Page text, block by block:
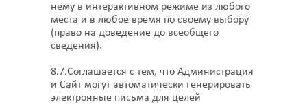
нему в интерактивном режиме из любого
места и в любое время по своему выбору
(право на доведение до всеобщего
сведения).
8.7.Соглашается с тем, что Администрация
и Сайт могут автоматически генерировать
электронные письма для целей